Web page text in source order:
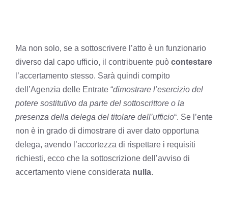
Ma non solo, se a sottoscrivere l’atto è un funzionario
diverso dal capo ufficio, il contribuente può contestare
l’accertamento stesso. Sarà quindi compito
dell’Agenzia delle Entrate “dimostrare l’esercizio del
potere sostitutivo da parte del sottoscrittore o la
presenza della delega del titolare dell’ufficio“. Se l’ente
non è in grado di dimostrare di aver dato opportuna
delega, avendo l’accortezza di rispettare i requisiti
richiesti, ecco che la sottoscrizione dell’avviso di
accertamento viene considerata nulla.